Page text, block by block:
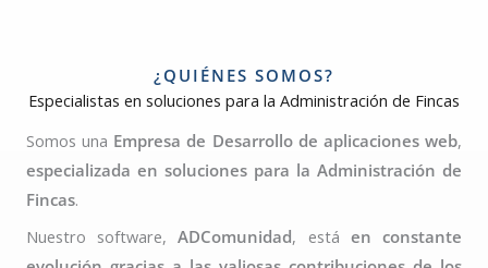
¿QUIÉNES SOMOS?
Especialistas en soluciones para la Administración de Fincas
Somos una Empresa de Desarrollo de aplicaciones web,
especializada en soluciones para la Administración de
Fincas.
Nuestro software,ADComunidad, está en constante